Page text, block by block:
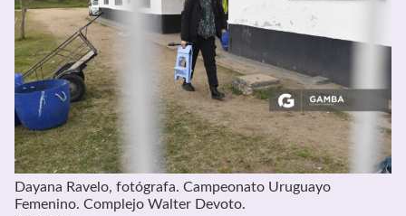
Dayana Ravelo, fotógrafa. Campeonato Uruguayo
Femenino. Complejo Walter Devoto.